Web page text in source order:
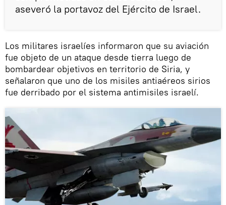
aseveró la portavoz del Ejército de Israel.
Los militares israelíes informaron que su aviación
fue objeto de un ataque desde tierra luego de
bombardear objetivos en territorio de Siria, y
señalaron que uno de los misiles antiaéreos sirios
fue derribado por el sistema antimisiles israelí.